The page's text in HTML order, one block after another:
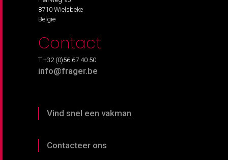
8710 Wielsbeke
België
Contact
T +32 (0)56 67 40 50
info@frager.be
Vind snel een vakman
Contacteer ons